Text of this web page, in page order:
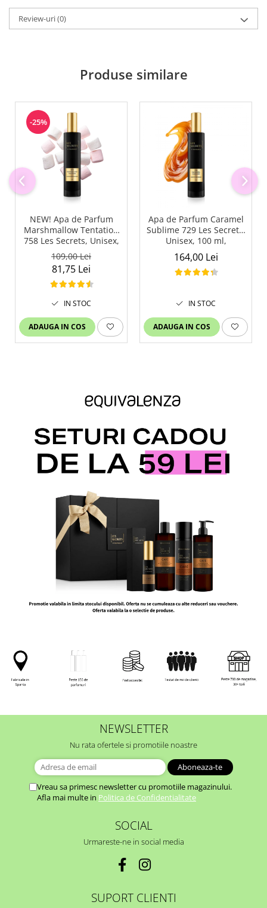
Review-uri(0)
Produse similare
-25%
NEW! Apa de Parfum
Marshmallow Tentation
758 Les Secrets, Unisex,
50 ml, Equivalenza
109,00 Lei
81,75 Lei
IN STOC
ADAUGA IN COS
Apa de Parfum Caramel
Sublime 729 Les Secrets,
Unisex, 100 ml,
Equivalenza
164,00 Lei
IN STOC
ADAUGA IN COS
NEWSLETTER
Nu rata ofertele si promotiile noastre
Vreau sa primesc newsletter cu promotiile magazinului.
Afla mai multe in Politica de Confidentialitate
SOCIAL
Urmareste-ne in social media
SUPORT CLIENTI